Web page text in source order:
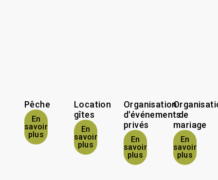
Pêche
En
savoir
plus
Location
gîtes
En
savoir
plus
Organisation
d'événements
privés
En
savoir
plus
de
mariage
En
savoir
plus